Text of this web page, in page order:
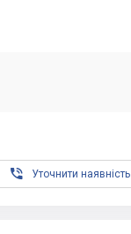
 Уточнити наявність